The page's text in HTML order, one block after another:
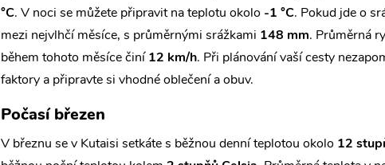
°C. V noci se můžete připravit na teplotu okolo -1 °C. Pokud jde o
mezi nejvlhčí měsíce, s průměrnými srážkami 148 mm. Průměrná
během tohoto měsíce činí12 km/h. Při plánování vaší cesty
faktory a připravte si vhodné oblečení a obuv.
Počasí březen
V březnu se v Kutaisi setkáte s běžnou denní teplotou okolo 12